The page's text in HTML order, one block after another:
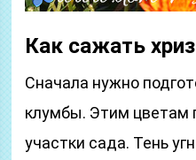
Как сажать
Сначала нужно
клумбы. Этим цветам
участки сада. Тень